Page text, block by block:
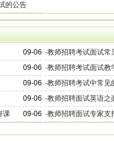
的公告
09-06 ·教师招聘考试面试常
09-06 ·教师招聘考试面试教
09-06 ·教师招聘考试中常见
09-06 ·教师招聘面试英语之
09-06
课 ·教师招聘面试专家支